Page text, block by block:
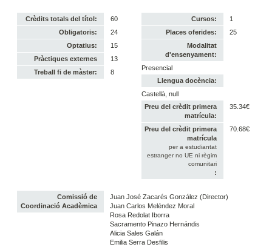
Crèdits totals del títol:
60
Obligatoris:
24
Optatius:
15
Pràctiques externes
13
Treball fi de màster:
8
Cursos:
1
Places oferides:
25
Modalitat
d'ensenyament:
Presencial
Llengua docència:
Castellà, null
Preu del crèdit primera
matrícula:
35.34€
Preu del crèdit primera
matrícula
per a estudiantat
estranger no UE ni règim
comunitari
:
70.68€
Comissió de
Coordinació Acadèmica
Juan José Zacarés González (Director)
Juan Carlos Meléndez Moral
Rosa Redolat Iborra
Sacramento Pinazo Hernándis
Alicia Sales Galán
Emilia Serra Desfilis